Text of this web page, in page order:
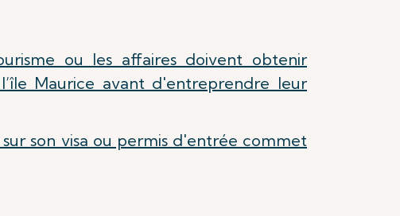
ou les affaires doivent obtenir
Maurice avant d'entreprendre leur
son visa ou permis d'entrée commet